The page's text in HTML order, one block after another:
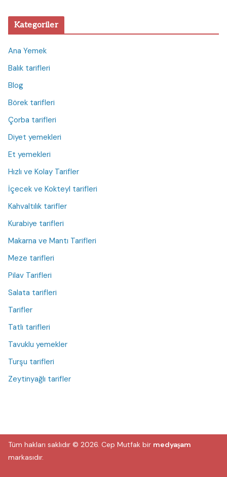
Kategoriler
Ana Yemek
Balık tarifleri
Blog
Börek tarifleri
Çorba tarifleri
Diyet yemekleri
Et yemekleri
Hızlı ve Kolay Tarifler
İçecek ve Kokteyl tarifleri
Kahvaltılık tarifler
Kurabiye tarifleri
Makarna ve Mantı Tarifleri
Meze tarifleri
Pilav Tarifleri
Salata tarifleri
Tarifler
Tatlı tarifleri
Tavuklu yemekler
Turşu tarifleri
Zeytinyağlı tarifler
Tüm hakları saklıdır © 2026. Cep Mutfak bir medyaşam
markasıdır.